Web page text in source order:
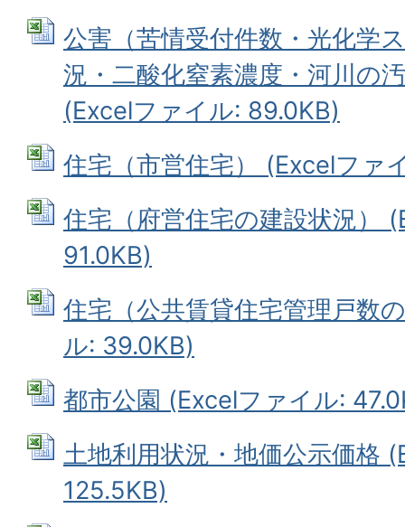
公害（苦情受付件数・光化学
況・二酸化窒素濃度・河川の
(Excelファイル: 89.0KB)
住宅（市営住宅） (Excelファ
住宅（府営住宅の建設状況）
91.0KB)
住宅（公共賃貸住宅管理戸数
ル: 39.0KB)
都市公園 (Excelファイル:
土地利用状況・地価公示価格
125.5KB)